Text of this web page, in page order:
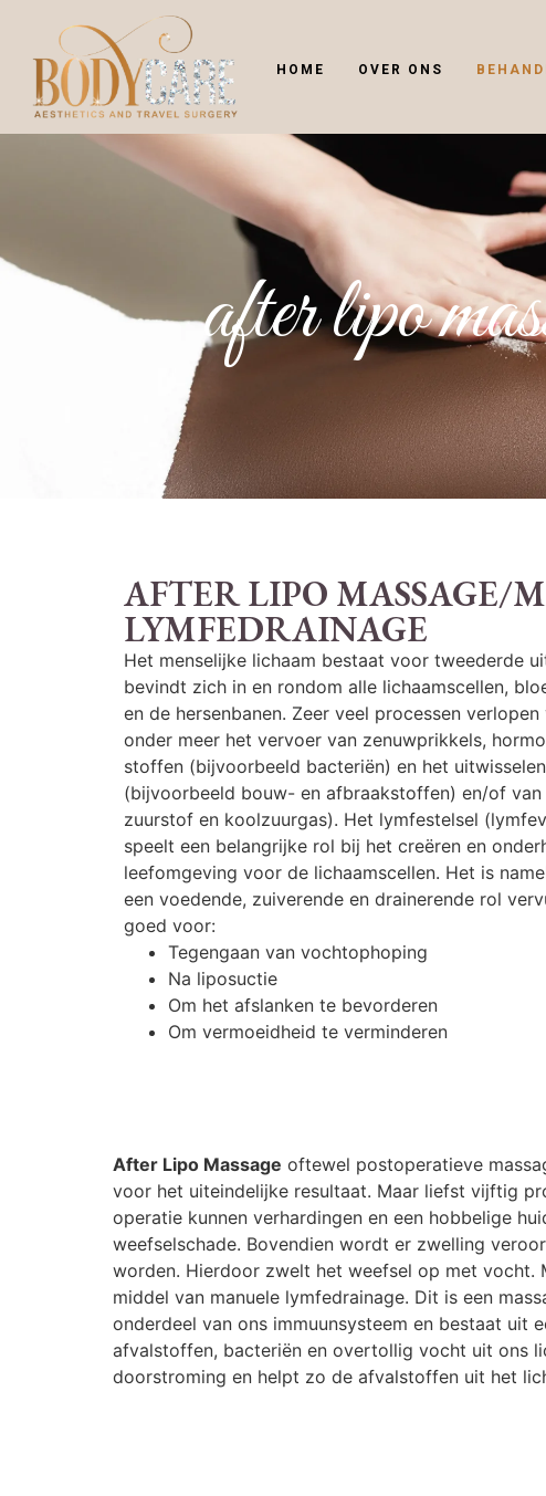
HOME OVER ONS
after lipo
AFTER LIPO MASSAGE/
LYMFEDRAINAGE
Het menselijke lichaam bestaat voor tweederde
bevindt zich in en rondom alle lichaamscellen,
en de hersenbanen. Zeer veel processen
onder meer het vervoer van zenuwprikkels,
stoffen (bijvoorbeeld bacteriën) en het
(bijvoorbeeld bouw- en afbraakstoffen) en/of
zuurstof en koolzuurgas). Het lymfestelsel
speelt een belangrijke rol bij het creëren en
leefomgeving voor de lichaamscellen. Het is
een voedende, zuiverende en drainerende rol
goed voor:
Tegengaan van vochtophoping
Na liposuctie
Om het afslanken te bevorderen
Om vermoeidheid te verminderen
After Lipo Massage oftewel postoperatieve
voor het uiteindelijke resultaat. Maar liefst vijftig
operatie kunnen verhardingen en een hobbelige
weefselschade. Bovendien wordt er zwelling
worden. Hierdoor zwelt het weefsel op met vocht.
middel van manuele lymfedrainage. Dit is een
onderdeel van ons immuunsysteem en bestaat uit
afvalstoffen, bacteriën en overtollig vocht uit ons
doorstroming en helpt zo de afvalstoffen uit het